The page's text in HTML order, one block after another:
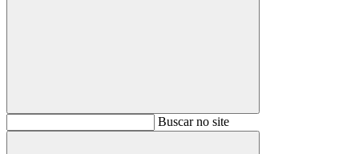
BuscarBuscar no site